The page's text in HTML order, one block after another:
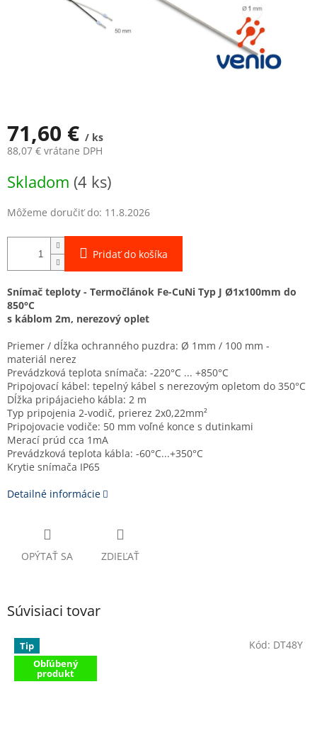
71,60 € / ks
88,07 € vrátane DPH
cena:
Skladom (4 ks)
Môžeme doručiť do: 11.8.2026
Pridať do košíka
Snímač teploty - Termočlánok Fe-CuNi Typ J Ø1x100mm do
850°C
s káblom 2m, nerezový oplet
Priemer / dĺžka ochranného puzdra: Ø 1mm / 100 mm -
materiál nerez
Prevádzková teplota snímača: -220°C ... +850°C
Pripojovací kábel: tepelný kábel s nerezovým opletom do 350°C
Dĺžka pripájacieho kábla: 2 m
Typ pripojenia 2-vodič, prierez 2x0,22mm²
Pripojovacie vodiče: 50 mm voľné konce s dutinkami
Merací prúd cca 1mA
Prevádzková teplota kábla: -60°C...+350°C
Krytie snímača IP65
Detailné informácie
OPÝTAŤ SA ZDIEĽAŤ
Súvisiaci tovar
Tip
Obľúbený
produkt
Kód: DT48Y